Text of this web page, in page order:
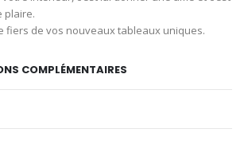
plaire.
fiers de vos nouveaux tableaux uniques.
COMPLÉMENTAIRES